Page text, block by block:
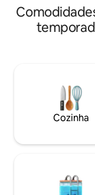
Prom com um
livro ou comida favoritos.
completa com
restaurantes para
"Settlers Cottage
YouTube para ver
Cozinha